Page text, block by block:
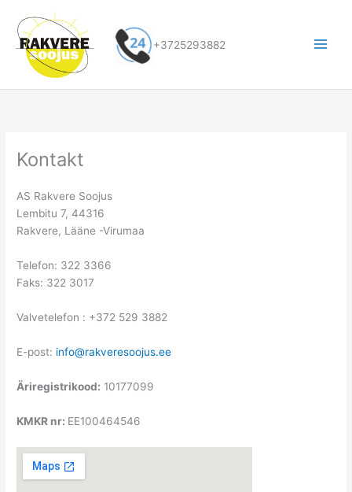
content
+3725293882
Kontakt
AS Rakvere Soojus
Lembitu 7, 44316
Rakvere, Lääne -Virumaa
Telefon: 322 3366
Faks: 322 3017
Valvetelefon : +372 529 3882
E-post: info@rakveresoojus.ee
Äriregistrikood: 10177099
KMKR nr: EE100464546